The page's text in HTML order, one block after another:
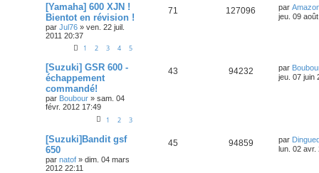
[Yamaha] 600 XJN !
Bientot en révision !
par Jul76 » ven. 22 juil.
2011 20:37
1 2 3 4 5
71 127096 par
jeu. 09
[Suzuki] GSR 600 -
échappement
commandé!
par Boubour » sam. 04
févr. 2012 17:49
1 2 3
43 94232 par
jeu. 07 juin
[Suzuki]Bandit gsf
650
par natof » dim. 04 mars
2012 22:11
45 94859 par
lun. 02 avr.